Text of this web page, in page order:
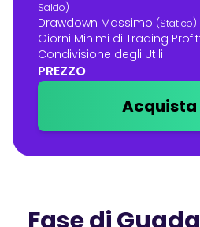
Saldo)
Drawdown Massimo (Statico)
Giorni Minimi di Trading
Condivisione degli Utili
PREZZO
Acquista